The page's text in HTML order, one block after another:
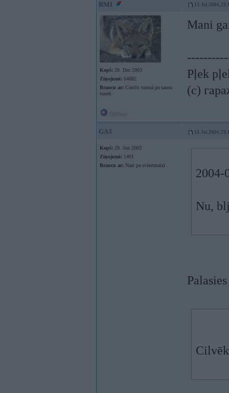
RM1 13. Jul 2004,
Kopš: 20. Dec 2003
Ziņojumi: 64882
Braucu ar: Cincīti tumsā pa sausu
tuneli
Mani
Pļek
(c)
GA3 13. Jul 2004,
Kopš: 29. Jun 2003
Ziņojumi: 1401
Braucu ar: Nazi pa sviestmaizi
2004-
Nu,